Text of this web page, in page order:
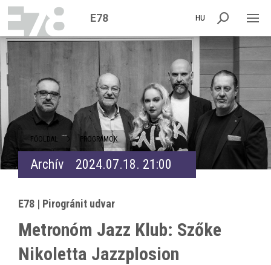
E78 HU
FŐOLDAL PROGRAMOK
Archív 2024.07.18. 21:00
E78 | Pirogránit udvar
Metronóm Jazz Klub: Szőke
Nikoletta Jazzplosion